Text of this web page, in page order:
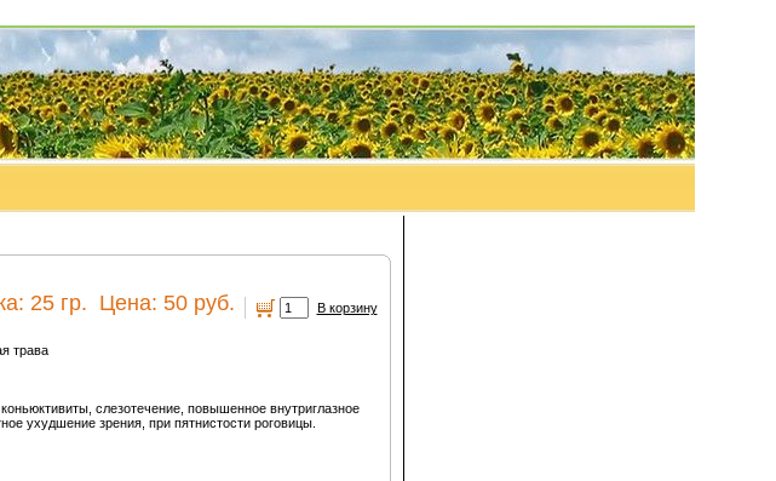
25 гр. Цена: 50 руб. В корзину
трава
слезотечение, повышенное внутриглазное
ухудшение зрения, при пятнистости роговицы.